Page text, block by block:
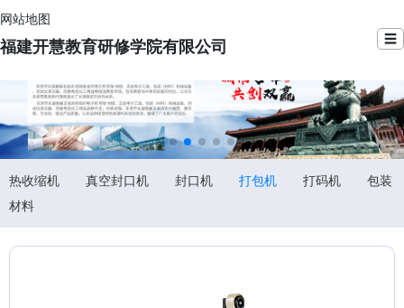
网站地图
福建开慧教育研修学院有限公司 ☰
热收缩机 真空封口机 封口机 打包机 打码机
包装
材料